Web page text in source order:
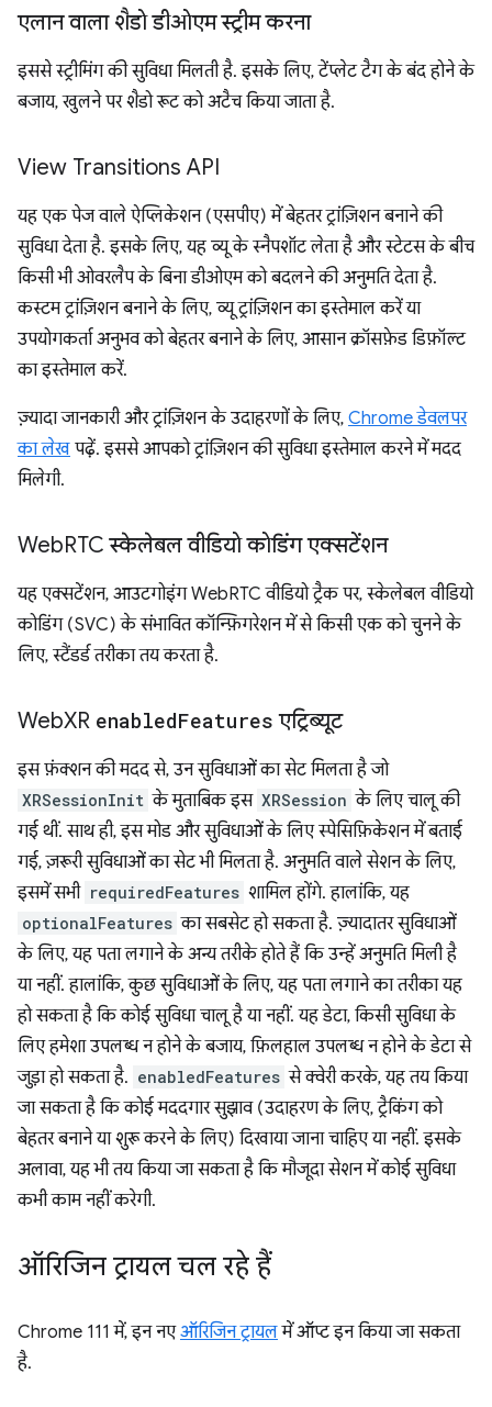
एलान वाला शैडो डीओएम स्ट्रीम करना
इससे स्ट्रीमिंग की सुविधा मिलती है. इसके लिए, टेंप्लेट टैग के बंद होने के
बजाय, खुलने पर शैडो रूट को अटैच किया जाता है.
View Transitions API
यह एक पेज वाले ऐप्लिकेशन (एसपीए) में बेहतर ट्रांज़िशन बनाने की
सुविधा देता है. इसके लिए, यह व्यू के स्नैपशॉट लेता है और स्टेटस के बीच
किसी भी ओवरलैप के बिना डीओएम को बदलने की अनुमति देता है.
कस्टम ट्रांज़िशन बनाने के लिए, व्यू ट्रांज़िशन का इस्तेमाल करें या
उपयोगकर्ता अनुभव को बेहतर बनाने के लिए, आसान क्रॉसफ़ेड डिफ़ॉल्ट
का इस्तेमाल करें.
ज़्यादा जानकारी और ट्रांज़िशन के उदाहरणों के लिए, Chrome डेवलपर
का लेख पढ़ें. इससे आपको ट्रांज़िशन की सुविधा इस्तेमाल करने में मदद
मिलेगी.
WebRTC स्केलेबल वीडियो कोडिंग एक्सटेंशन
यह एक्सटेंशन, आउटगोइंग WebRTC वीडियो ट्रैक पर, स्केलेबल वीडियो
कोडिंग (SVC) के संभावित कॉन्फ़िगरेशन में से किसी एक को चुनने के
लिए, स्टैंडर्ड तरीका तय करता है.
WebXR enabledFeatures एट्रिब्यूट
इस फ़ंक्शन की मदद से, उन सुविधाओं का सेट मिलता है जो
XRSessionInit के मुताबिक इस XRSession के लिए चालू की
गई थीं. साथ ही, इस मोड और सुविधाओं के लिए स्पेसिफ़िकेशन में बताई
गई, ज़रूरी सुविधाओं का सेट भी मिलता है. अनुमति वाले सेशन के लिए,
इसमें सभी requiredFeatures शामिल होंगे. हालांकि, यह
optionalFeatures का सबसेट हो सकता है. ज़्यादातर सुविधाओं
के लिए, यह पता लगाने के अन्य तरीके होते हैं कि उन्हें अनुमति मिली है
या नहीं. हालांकि, कुछ सुविधाओं के लिए, यह पता लगाने का तरीका यह
हो सकता है कि कोई सुविधा चालू है या नहीं. यह डेटा, किसी सुविधा के
लिए हमेशा उपलब्ध न होने के बजाय, फ़िलहाल उपलब्ध न होने के डेटा से
जुड़ा हो सकता है. enabledFeatures से क्वेरी करके, यह तय किया
जा सकता है कि कोई मददगार सुझाव (उदाहरण के लिए, ट्रैकिंग को
बेहतर बनाने या शुरू करने के लिए) दिखाया जाना चाहिए या नहीं. इसके
अलावा, यह भी तय किया जा सकता है कि मौजूदा सेशन में कोई सुविधा
कभी काम नहीं करेगी.
ऑरिजिन ट्रायल चल रहे हैं
Chrome 111 में, इन नएऑरिजिन ट्रायलमें ऑप्ट इन किया जा सकता
है.